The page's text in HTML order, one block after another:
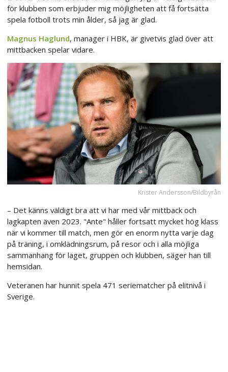
för klubben som erbjuder mig möjligheten att få fortsätta
spela fotboll trots min ålder, så jag är glad.
Magnus Haglund, manager i HBK, är givetvis glad över att
mittbacken spelar vidare.
Krister Andersson/Bildbyrån
– Det känns väldigt bra att vi har med vår mittback och
lagkapten även 2023. "Ante" håller fortsatt mycket hög klass
när vi kommer till match, men gör en enorm nytta varje dag
på träning, i omklädningsrum, på resor och i alla möjliga
sammanhang för laget, gruppen och klubben, säger han till
hemsidan.
Veteranen har hunnit spela 471 seriematcher på elitnivå i
Sverige.